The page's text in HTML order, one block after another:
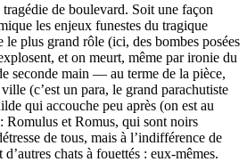
de boulevard. Soit une façon
les enjeux funestes du tragique
plus grand rôle (ici, des bombes posées
et on meurt, même par ironie du
seconde main — au terme de la pièce,
(c’est un para, le grand parachutiste
qui accouche peu après (on est au
Romulus et Romus, qui sont noirs
de tous, mais à l’indifférence de
chats à fouettés : eux-mêmes.